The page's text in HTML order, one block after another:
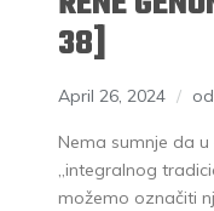
38]
April 26, 2024
Nema sumnje da u
„integralnog
možemo označiti